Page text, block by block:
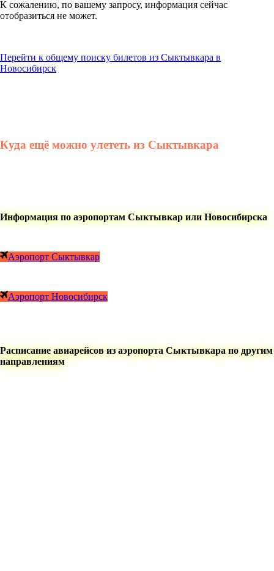
К сожалению, по вашему запросу, информация сейчас
отобразиться не может.
Перейти к общему поиску билетов из Сыктывкара в
Новосибирск
Куда ещё можно улететь из Сыктывкара
Информация по аэропортам Сыктывкар или Новосибирска
Аэропорт Сыктывкар
Аэропорт Новосибирск
Расписание авиарейсов из аэропорта Сыктывкара по другим
направлениям